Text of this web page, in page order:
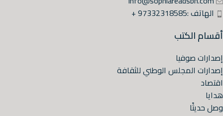
الهاتف :97332318585 +
أقسام الكتب
إصدارات صوفيا
إصدارات المجلس الوطني للثقافة
اقتصاد
هدايا
وصل حديثًا